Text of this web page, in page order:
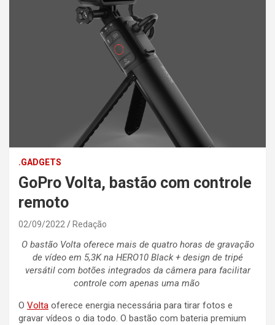
.GADGETS
GoPro Volta, bastão com controle
remoto
02/09/2022 Redação
O bastão Volta oferece mais de quatro horas de gravação
de vídeo em 5,3K na HERO10 Black + design de tripé
versátil com botões integrados da câmera para facilitar
controle com apenas uma mão
O Volta oferece energia necessária para tirar fotos e
gravar vídeos o dia todo. O bastão com bateria premium